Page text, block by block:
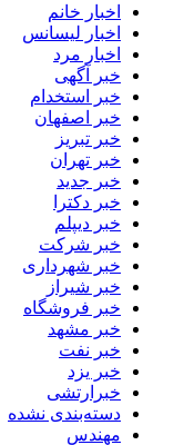
اخبار خانم
اخبار لیسانس
اخبار مرد
خبر آگهی
خبر استخدام
خبر اصفهان
خبر تبریز
خبر تهران
خبر جدید
خبر دکترا
خبر دیپلم
خبر شرکت
خبر شهرداری
خبر شیراز
خبر فروشگاه
خبر مشهد
خبر نفت
خبر یزد
خبرارتشی
دسته‌بندی نشده
مهندس